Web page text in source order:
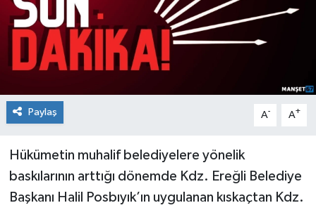
Paylaş A- A+
Hükümetin muhalif belediyelere yönelik
baskılarının arttığı dönemde Kdz. Ereğli Belediye
Başkanı Halil Posbıyık’ın uygulanan kıskaçtan Kdz.
Röportaj
Teknoloji